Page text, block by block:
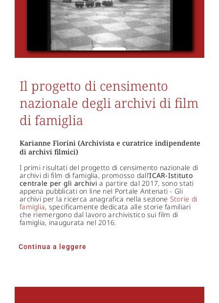
Il progetto di censimento
nazionale degli archivi di film
di famiglia
Karianne Fiorini (Archivista e curatrice indipendente
di archivi filmici)
I primi risultati del progetto di censimento nazionale di
archivi di film di famiglia, promosso dall’ICAR-Istituto
centrale per gli archivi a partire dal 2017, sono stati
appena pubblicati on line nel Portale Antenati - Gli
archivi per la ricerca anagrafica nella sezione Storie di
famiglia, specificamente dedicata alle storie familiari
che riemergono dal lavoro archivistico sui film di
famiglia, inaugurata nel 2016.
Continua a leggere